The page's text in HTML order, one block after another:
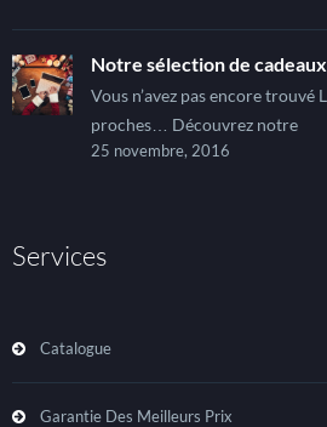
Notre sélection de
Vous n’avez pas encore trouvé
proches… Découvrez notre
25 novembre, 2016
Services
Catalogue
Garantie Des Meilleurs Prix